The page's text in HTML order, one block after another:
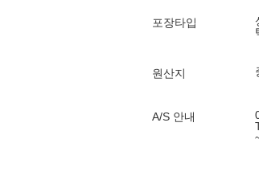
포장타입
원산지
A/S 안내